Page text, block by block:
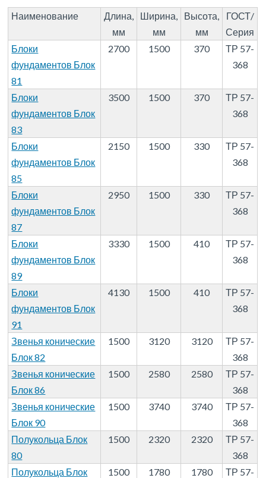
Наименование
Длина,
мм
Ширина,
мм
Высота,
мм
ГОСТ/
Серия
Блоки
фундаментов Блок
81
2700 1500 370
ТР 57-
368
Блоки
фундаментов Блок
83
3500 1500 370
ТР 57-
368
Блоки
фундаментов Блок
85
2150 1500 330
ТР 57-
368
Блоки
фундаментов Блок
87
2950 1500 330
ТР 57-
368
Блоки
фундаментов Блок
89
3330 1500 410
ТР 57-
368
Блоки
фундаментов Блок
91
4130 1500 410
ТР 57-
368
Звенья конические
Блок 82
1500 3120 3120
ТР 57-
368
Звенья конические
Блок 86
1500 2580 2580
ТР 57-
368
Звенья конические
Блок 90
1500 3740 3740
ТР 57-
368
Полукольца Блок
80
1500 2320 2320
ТР 57-
368
Полукольца Блок
1500 1780 1780
ТР 57-